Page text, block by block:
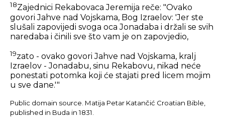
18Zajednici Rekabovaca Jeremija reče: "Ovako
govori Jahve nad Vojskama, Bog Izraelov: 'Jer ste
slušali zapovijedi svoga oca Jonadaba i držali se svih
naredaba i činili sve što vam je on zapovjedio,
19zato - ovako govori Jahve nad Vojskama, kralj
Izraelov - Jonadabu, sinu Rekabovu, nikad neće
ponestati potomka koji će stajati pred licem mojim
u sve dane.'"
Public domain source. Matija Petar Katančić Croatian Bible,
published in Buda in 1831.